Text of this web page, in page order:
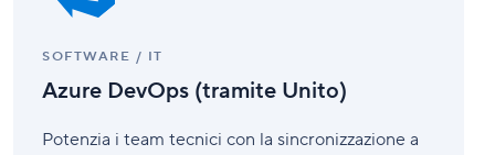
SOFTWARE / IT
Azure DevOps (tramite Unito)
Potenzia i team tecnici con la sincronizzazione a